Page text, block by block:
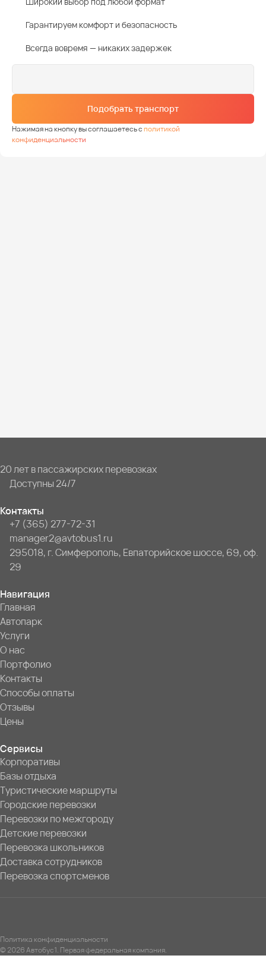
Гарантируем комфорт и безопасность
Всегда вовремя — никаких задержек
Подобрать транспорт
Нажимая на кнопку вы соглашаетесь сполитикой
конфиденциальности
20 лет в пассажирских перевозках
Доступны 24/7
Контакты
+7 (365) 277-72-31
manager2@avtobus1.ru
295018, г. Симферополь, Евпаторийское шоссе, 69, оф.
29
Навигация
Главная
Автопарк
Услуги
О нас
Портфолио
Контакты
Способы оплаты
Отзывы
Цены
Сервисы
Корпоративы
Базы отдыха
Туристические маршруты
Городские перевозки
Перевозки по межгороду
Детские перевозки
Перевозка школьников
Доставка сотрудников
Перевозка спортсменов
Политика конфиденциальности
© 2026 Автобус1. Первая федеральная компания.